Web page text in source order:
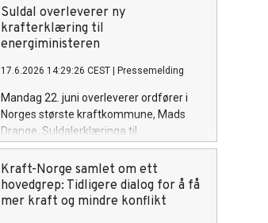
Suldal overleverer ny
krafterklæring til
energiministeren
17.6.2026 14:29:26 CEST Pressemelding
Mandag 22. juni overleverer ordfører i
Norges største kraftkommune, Mads
Drange, Suldalerklæringa til
energiminister Terje Aasland.
Erklæringen er resultatet av det nye
initiativet «På innsida av krafta», som
samlet sentrale aktører fra
Kraft-Norge samlet om ett
hovedgrep: Tidligere dialog for å få
mer kraft og mindre konflikt